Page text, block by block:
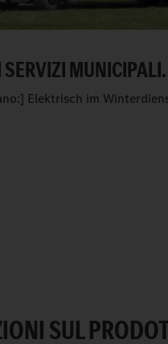
SERVIZI MUNICIPALI.
Elektrisch im
SUL